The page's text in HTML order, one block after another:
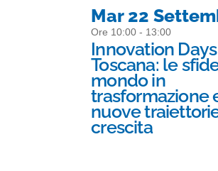
Mar 22
Ore 10:00 - 13:00
Innovation
Toscana: le
mondo in
trasformazione
nuove
crescita